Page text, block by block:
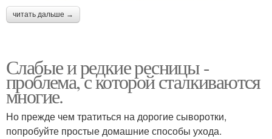
читать дальше →
Слабые и редкие ресницы -
проблема, с которой сталкиваются
многие.
Но прежде чем тратиться на дорогие сыворотки,
попробуйте простые домашние способы ухода.